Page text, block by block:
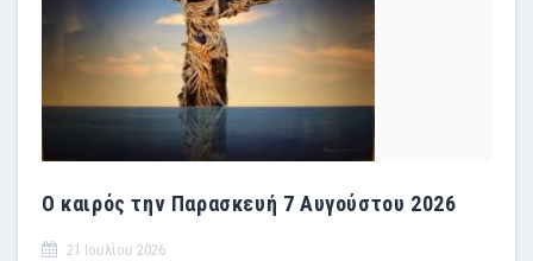
Ο καιρός την Παρασκευή 7 Αυγούστου 2026
21 Ιουλίου 2026